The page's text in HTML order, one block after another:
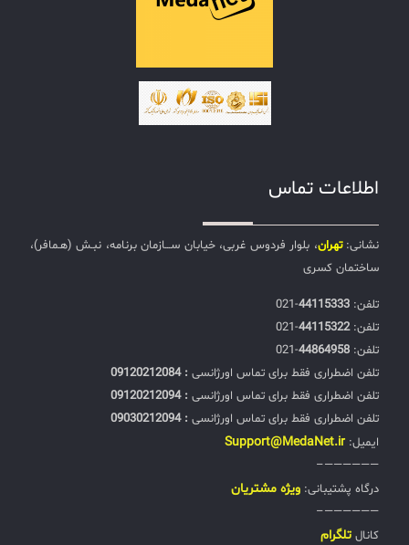
اطلاعات تماس
نشانی:تهران، بلوار فردوس غربی، خیابان ســـازمان برنامه، نبـش (هـمافر)،
ساختمان کسری
تلفن:‌ 44115333
-021
تلفن:‌44115322
-021
تلفن:‌ 44864958
-021
تلفن اضطراری فقط برای تماس اورژانسی : 09120212084
تلفن اضطراری فقط برای تماس اورژانسی : 09120212094
تلفن اضطراری فقط برای تماس اورژانسی : 09030212094
ایمیل: Support@MedaNet.ir
——————–
درگاه پشتیبانی: ويژه مشتریان
——————–
کانال تلگرام